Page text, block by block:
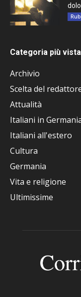
Categoria più vista
Archivio
Scelta del
Attualità
Italiani in
Italiani all'estero
Cultura
Germania
Vita e religione
Ultimissime